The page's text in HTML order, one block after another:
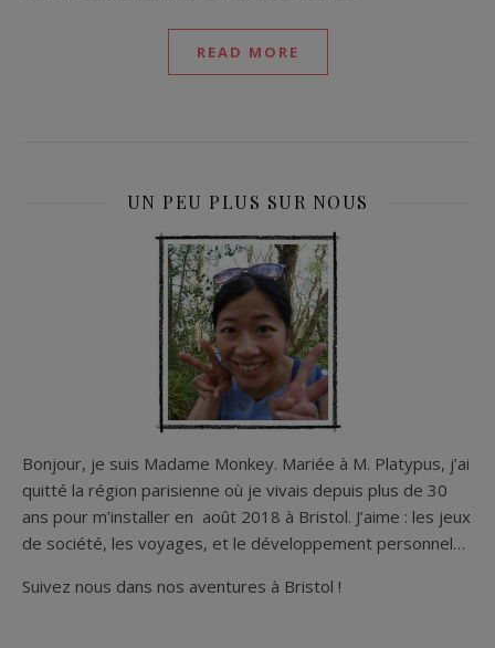
READ MORE
UN PEU PLUS SUR NOUS
Bonjour, je suis Madame Monkey. Mariée à M. Platypus, j’ai
quitté la région parisienne où je vivais depuis plus de 30
ans pour m’installer en août 2018 à Bristol. J’aime : les jeux
de société, les voyages, et le développement personnel…
Suivez nous dans nos aventures à Bristol !